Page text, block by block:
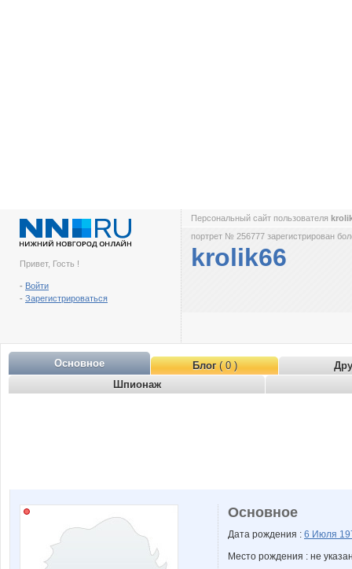
Привет, Гость !
- Войти
- Зарегистрироваться
Персональный сайт пользователя
портрет № 256777 зарегистрирован
krolik66
Основное Блог( 0 )
Шпионаж
Основное
Дата рождения : 6 Июля
Место рождения : не